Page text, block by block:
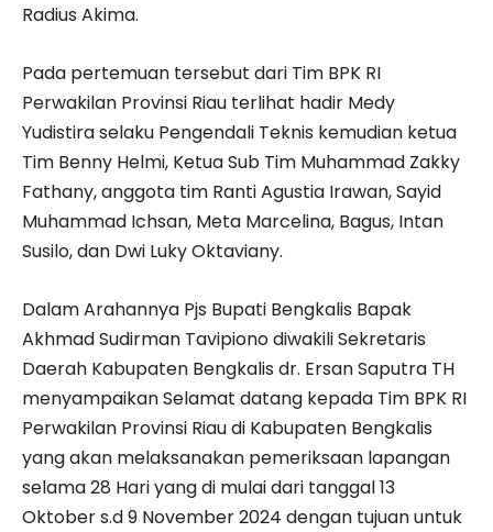
Radius Akima.
Pada pertemuan tersebut dari Tim BPK RI
Perwakilan Provinsi Riau terlihat hadir Medy
Yudistira selaku Pengendali Teknis kemudian ketua
Tim Benny Helmi, Ketua Sub Tim Muhammad Zakky
Fathany, anggota tim Ranti Agustia Irawan, Sayid
Muhammad Ichsan, Meta Marcelina, Bagus, Intan
Susilo, dan Dwi Luky Oktaviany.
Dalam Arahannya Pjs Bupati Bengkalis Bapak
Akhmad Sudirman Tavipiono diwakili Sekretaris
Daerah Kabupaten Bengkalis dr. Ersan Saputra TH
menyampaikan Selamat datang kepada Tim BPK RI
Perwakilan Provinsi Riau di Kabupaten Bengkalis
yang akan melaksanakan pemeriksaan lapangan
selama 28 Hari yang di mulai dari tanggal 13
Oktober s.d 9 November 2024 dengan tujuan untuk